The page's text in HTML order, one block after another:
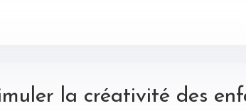
la créativité des